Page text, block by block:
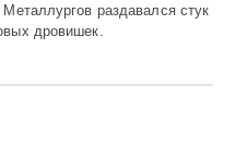
раздавался стук
дровишек.